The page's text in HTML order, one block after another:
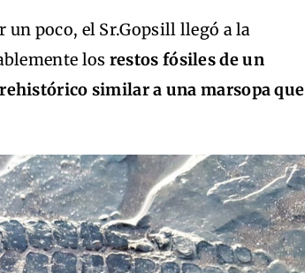
un poco, el Sr.Gopsill llegó a la
los restos fósiles de un
similar a una marsopa que